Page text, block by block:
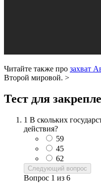
Читайте также про захват
Второй мировой. >
Тест для
1 В скольких
действия?
59
45
62
Следующий вопрос
Вопрос 1 из 6